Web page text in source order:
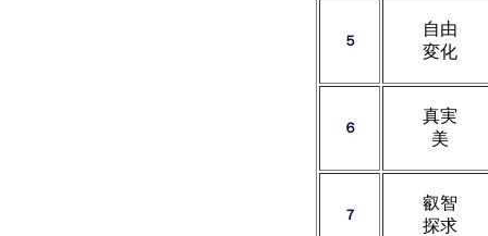
５
自由
変化
６
真実
美
７
叡智
探求